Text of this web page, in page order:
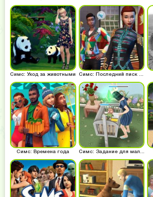
Симс: Уход за животными Симс: Последний писк моды
Симс: Времена года Симс: Задание для малышей